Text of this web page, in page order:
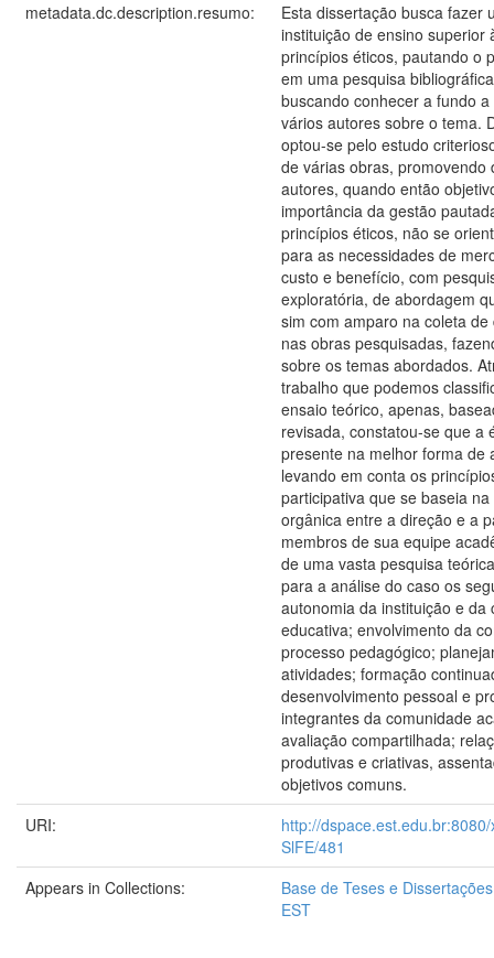
metadata.dc.description.resumo:
Esta dissertação busca fazer
instituição de ensino superior
princípios éticos, pautando o
em uma pesquisa
buscando conhecer a fundo
vários autores sobre o tema.
optou-se pelo estudo
de várias obras, promovendo
autores, quando então
importância da gestão
princípios éticos, não se
para as necessidades de
custo e benefício, com
exploratória, de abordagem
sim com amparo na coleta
nas obras pesquisadas,
sobre os temas abordados.
trabalho que podemos
ensaio teórico, apenas,
revisada, constatou-se que a
presente na melhor forma de
levando em conta os
participativa que se baseia
orgânica entre a direção e a
membros de sua equipe
de uma vasta pesquisa
para a análise do caso os
autonomia da instituição e da
educativa; envolvimento da
processo pedagógico;
atividades; formação
desenvolvimento pessoal e
integrantes da comunidade
avaliação compartilhada;
produtivas e criativas,
objetivos comuns.
URI:
http://
SlFE/481
Appears in Collections:
Base de Teses e
EST